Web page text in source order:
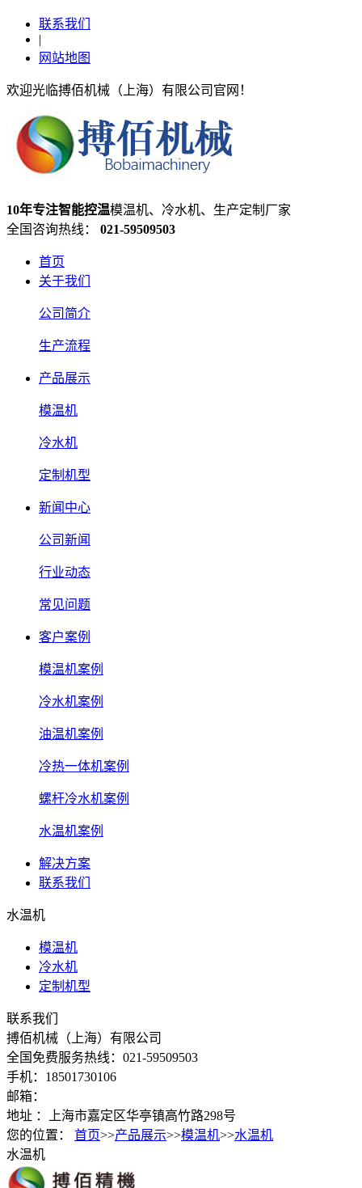
联系我们
|
网站地图
欢迎光临搏佰机械（上海）有限公司官网！
10年专注智能控温模温机、冷水机、生产定制厂家
全国咨询热线： 021-59509503
首页
关于我们
公司简介
生产流程
产品展示
模温机
冷水机
定制机型
新闻中心
公司新闻
行业动态
常见问题
客户案例
模温机案例
冷水机案例
油温机案例
冷热一体机案例
螺杆冷水机案例
水温机案例
解决方案
联系我们
水温机
模温机
冷水机
定制机型
联系我们
搏佰机械（上海）有限公司
全国免费服务热线：021-59509503
手机：18501730106
邮箱：
地址 ：上海市嘉定区华亭镇高竹路298号
您的位置：
首页>>产品展示>>模温机>>水温机
水温机